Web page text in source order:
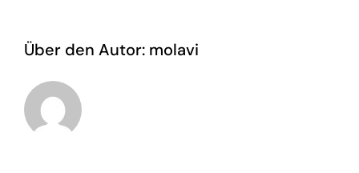
Über den Autor: molavi